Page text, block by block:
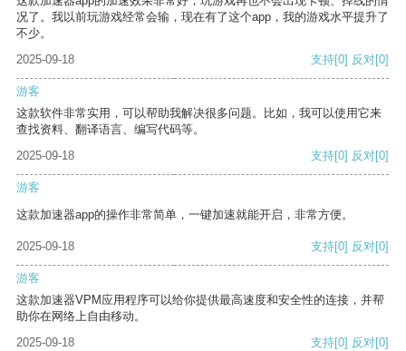
况了。我以前玩游戏经常会输，现在有了这个app，我的游戏水平提升了
不少。
2025-09-18
支持[0] 反对[0]
游客
这款软件非常实用，可以帮助我解决很多问题。比如，我可以使用它来
查找资料、翻译语言、编写代码等。
2025-09-18
支持[0] 反对[0]
游客
这款加速器app的操作非常简单，一键加速就能开启，非常方便。
2025-09-18 支持[0] 反对[0]
游客
这款加速器VPM应用程序可以给你提供最高速度和安全性的连接，并帮
助你在网络上自由移动。
2025-09-18
支持[0] 反对[0]